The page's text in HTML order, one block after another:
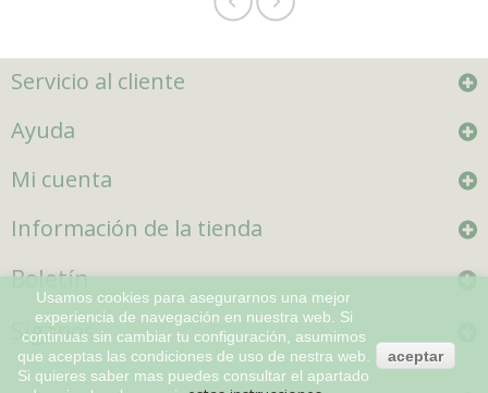
Servicio al cliente
Ayuda
Mi cuenta
Información de la tienda
Usamos cookies para asegurarnos una mejor
experiencia de navegación en nuestra web. Si
continuas sin cambiar tu configuración, asumimos
que aceptas las condiciones de uso de nestra web.
Si quieres saber mas puedes consultar el apartado
aceptar
Boletín
Síganos